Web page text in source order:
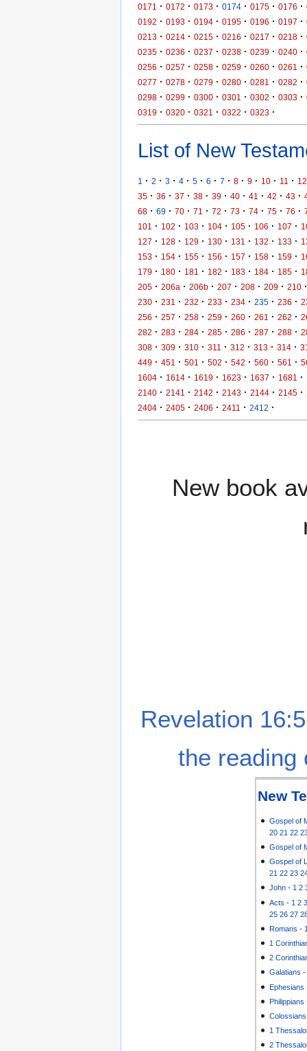
0171
· 0172 · 0173 · 0174 · 0175 · 0176 ·
0192 · 0193 · 0194 · 0195 · 0196 · 0197 ·
0213 · 0214 · 0215 · 0216 · 0217 · 0218 ·
0235 · 0236 · 0237 · 0238 · 0239 · 0240 ·
0256 · 0257 · 0258 · 0259 · 0260 · 0261 ·
0277 · 0278 · 0279 · 0280 · 0281 · 0282 ·
0298 · 0299 · 0300 · 0301 · 0302 · 0303 ·
0319 · 0320 · 0321 · 0322 · 0323 ·
List of New
1 · 2 · 3 · 4 · 5 · 6 · 7 · 8 · 9 · 10 · 11 · 12
35 · 36 · 37 · 38 · 39 · 40 · 41 · 42 · 43 ·
68 · 69 · 70 · 71 · 72 · 73 · 74 · 75 · 76 ·
101
· 102 · 103 · 104 · 105 · 106 · 107 ·
127 · 128 · 129 · 130 · 131 · 132 · 133 ·
153 · 154 · 155 · 156 · 157 · 158 · 159 ·
179 · 180 · 181 · 182 · 183 · 184 · 185 ·
205 · 206a · 206b · 207 · 208 · 209 · 210 ·
230 · 231 · 232 · 233 · 234 · 235 · 236 ·
256 · 257 · 258 · 259 · 260 · 261 · 262 ·
282 · 283 · 284 · 285 · 286 · 287 · 288 ·
308 · 309 · 310 · 311 · 312 · 313 · 314 ·
449 · 451 · 501 · 502 · 542 · 560 · 561 ·
1604 · 1614 · 1619 · 1623 · 1637 · 1681 ·
2140 · 2141 · 2142 · 2143 · 2144 · 2145 ·
2404 · 2405 · 2406 · 2411 · 2412 ·
New book
Revelation
the reading
New
Gospel of
20 21 22
Gospel of
Gospel of
21 22 23
John - 1 2
Acts - 1 2
25 26 27
Romans -
1
2
Galatians
Ephesians
Philippians
Colossians
1
2